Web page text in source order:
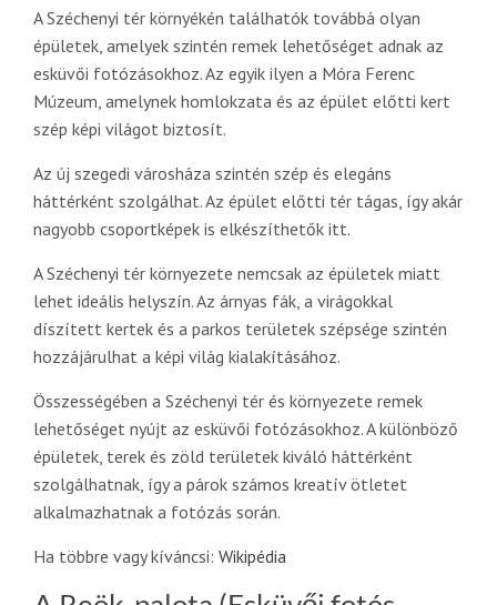
A Széchenyi tér környékén találhatók továbbá olyan
épületek, amelyek szintén remek lehetőséget adnak az
esküvői fotózásokhoz. Az egyik ilyen a Móra Ferenc
Múzeum, amelynek homlokzata és az épület előtti kert
szép képi világot biztosít.
Az új szegedi városháza szintén szép és elegáns
háttérként szolgálhat. Az épület előtti tér tágas, így akár
nagyobb csoportképek is elkészíthetők itt.
A Széchenyi tér környezete nemcsak az épületek miatt
lehet ideális helyszín. Az árnyas fák, a virágokkal
díszített kertek és a parkos területek szépsége szintén
hozzájárulhat a képi világ kialakításához.
Összességében a Széchenyi tér és környezete remek
lehetőséget nyújt az esküvői fotózásokhoz. A különböző
épületek, terek és zöld területek kiváló háttérként
szolgálhatnak, így a párok számos kreatív ötletet
alkalmazhatnak a fotózás során.
Ha többre vagy kíváncsi: Wikipédia